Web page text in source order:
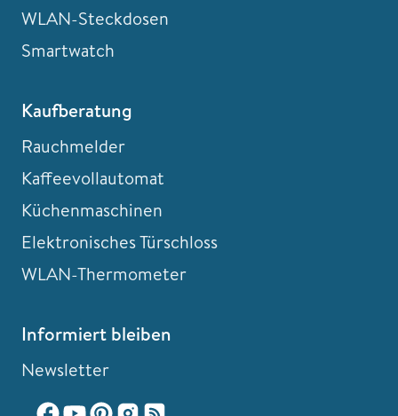
WLAN-Steckdosen
Smartwatch
Kaufberatung
Rauchmelder
Kaffeevollautomat
Küchenmaschinen
Elektronisches Türschloss
WLAN-Thermometer
Informiert bleiben
Newsletter